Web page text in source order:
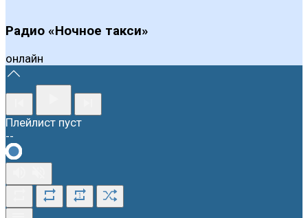
Радио «Ночное такси»
онлайн
Плейлист пуст
--
1